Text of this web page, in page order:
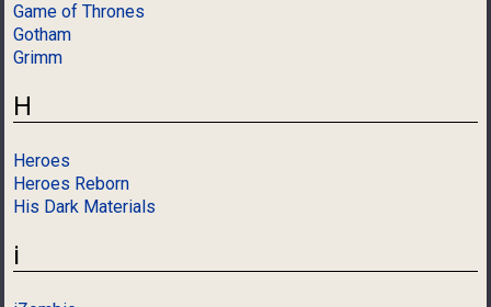
Game of Thrones
Gotham
Grimm
H
Heroes
Heroes Reborn
His Dark Materials
i